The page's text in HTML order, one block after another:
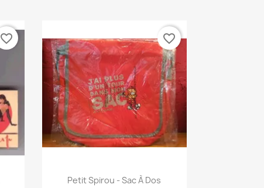
favorite_border
Pikakatselu
Petit Spirou - Sac À Dos
favorite_border